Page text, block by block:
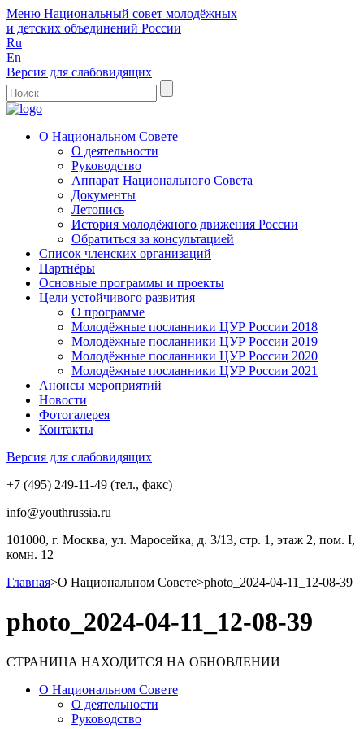
Меню Национальный совет молодёжных
и детских объединений России
Ru
En
Версия для слабовидящих
О Национальном Совете
О деятельности
Руководство
Аппарат Национального Совета
Документы
Летопись
История молодёжного движения России
Обратиться за консультацией
Список членских организаций
Партнёры
Основные программы и проекты
Цели устойчивого развития
О программе
Молодёжные посланники ЦУР России 2018
Молодёжные посланники ЦУР России 2019
Молодёжные посланники ЦУР России 2020
Молодёжные посланники ЦУР России 2021
Анонсы мероприятий
Новости
Фотогалерея
Контакты
Версия для слабовидящих
+7 (495) 249-11-49 (тел., факс)
info@youthrussia.ru
101000, г. Москва, ул. Маросейка, д. 3/13, стр. 1, этаж 2, пом. I,
комн. 12
Главная>О Национальном Совете>photo_2024-04-11_12-08-39
photo_2024-04-11_12-08-39
СТРАНИЦА НАХОДИТСЯ НА ОБНОВЛЕНИИ
О Национальном Совете
О деятельности
Руководство